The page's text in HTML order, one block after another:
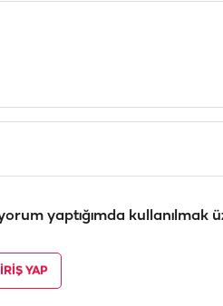
yaptığımda kullanılmak
YAP